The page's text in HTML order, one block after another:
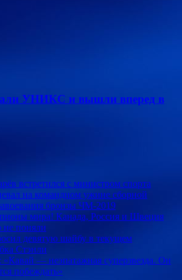
УНИКС и вышли вперед в
встретился с министром спорта
на командном ужине сборной
бронзы ЧМ-2019
мира! Канада, Россия и Швеция
не поняли
девятую шайбу в текущем
Стэнли
«Кавай — неэпатажная суперзвезда. Он
побеждать»